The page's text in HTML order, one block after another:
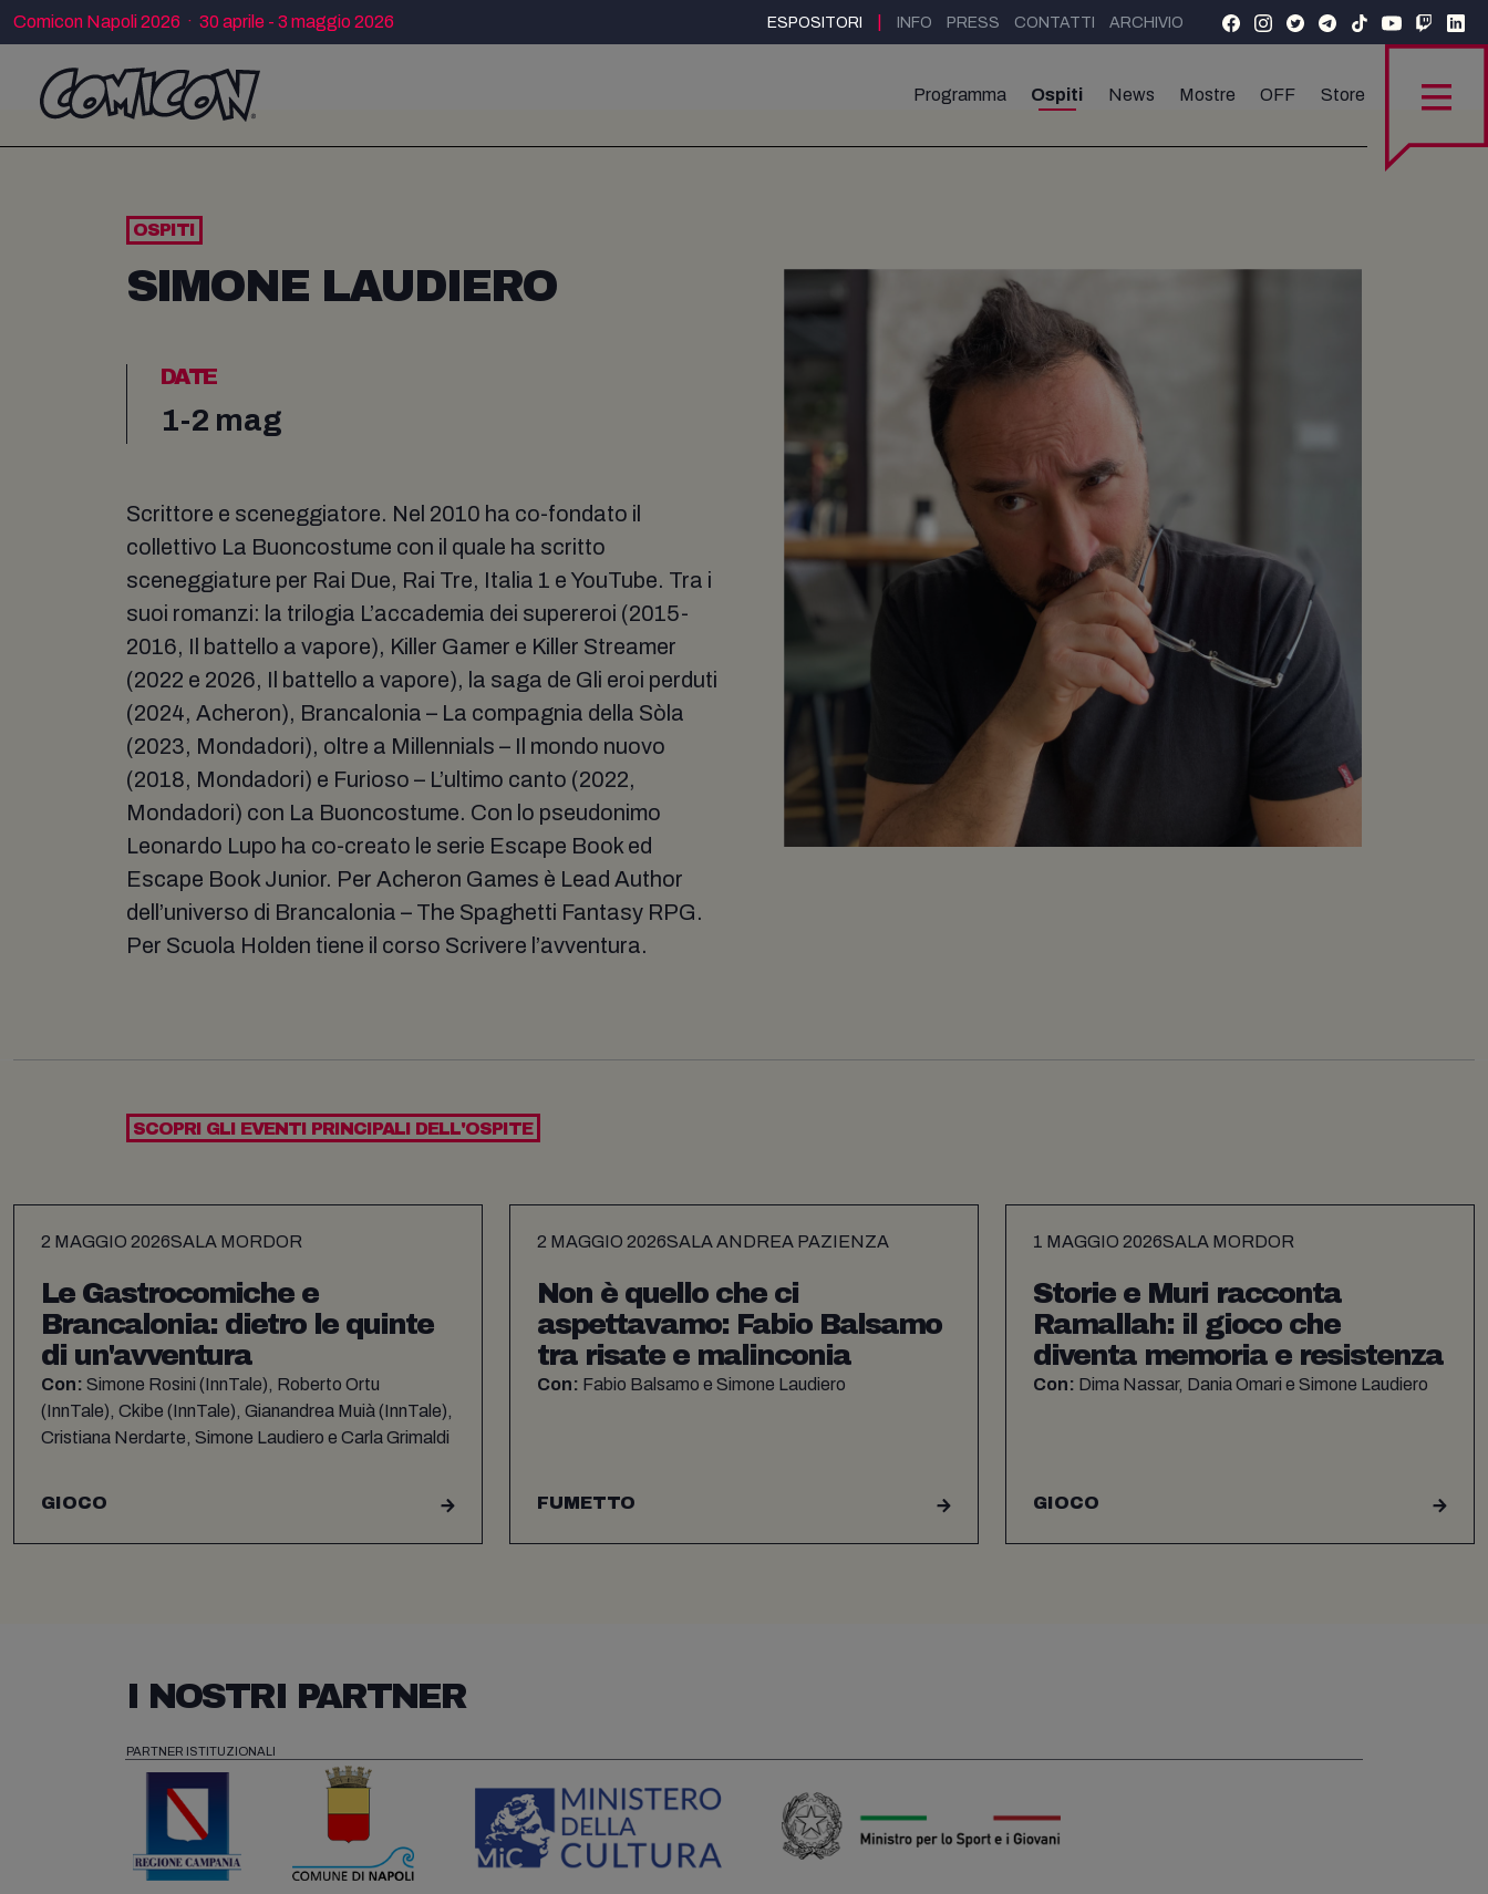
Comicon Napoli 2026 · 30 aprile - 3 maggio 2026 ESPOSITORI INFO PRESS CONTATTI ARCHIVIO
Programma Ospiti News Mostre OFF Store
OSPITI
SIMONE LAUDIERO
DATE
1-2 mag
Scrittore e sceneggiatore. Nel 2010 ha co-fondato il
collettivo La Buoncostume con il quale ha scritto
sceneggiature per Rai Due, Rai Tre, Italia 1 e YouTube. Tra i
suoi romanzi: la trilogia L’accademia dei supereroi (2015-
2016, Il battello a vapore), Killer Gamer e Killer Streamer
(2022 e 2026, Il battello a vapore), la saga de Gli eroi perduti
(2024, Acheron), Brancalonia – La compagnia della Sòla
(2023, Mondadori), oltre a Millennials – Il mondo nuovo
(2018, Mondadori) e Furioso – L’ultimo canto (2022,
Mondadori) con La Buoncostume. Con lo pseudonimo
Leonardo Lupo ha co-creato le serie Escape Book ed
Escape Book Junior. Per Acheron Games è Lead Author
dell’universo di Brancalonia – The Spaghetti Fantasy RPG.
Per Scuola Holden tiene il corso Scrivere l’avventura.
SCOPRI GLI EVENTI PRINCIPALI DELL'OSPITE
2 MAGGIO 2026SALA MORDOR
Le Gastrocomiche e
Brancalonia: dietro le quinte
di un'avventura
Con: Simone Rosini (InnTale), Roberto Ortu
(InnTale), Ckibe (InnTale), Gianandrea Muià (InnTale),
Cristiana Nerdarte, Simone Laudiero e Carla Grimaldi
GIOCO
2 MAGGIO 2026SALA ANDREA PAZIENZA
Non è quello che ci
aspettavamo: Fabio Balsamo
tra risate e malinconia
Con: Fabio Balsamo e Simone Laudiero
FUMETTO
1 MAGGIO 2026SALA MORDOR
Storie e Muri racconta
Ramallah: il gioco che
diventa memoria e resistenza
Con: Dima Nassar, Dania Omari e Simone Laudiero
GIOCO
I NOSTRI PARTNER
PARTNER ISTITUZIONALI